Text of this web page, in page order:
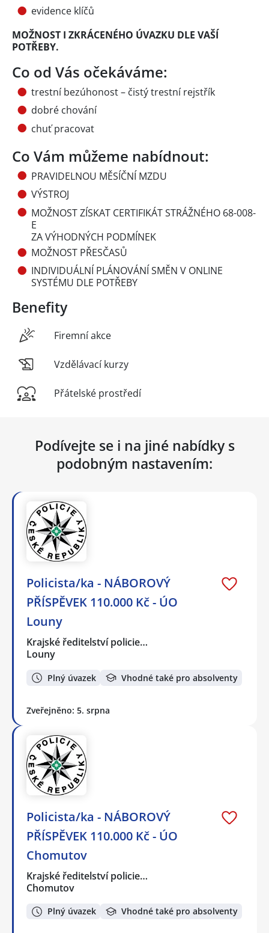
evidence klíčů
MOŽNOST I ZKRÁCENÉHO ÚVAZKU DLE VAŠÍ
POTŘEBY.
Co od Vás očekáváme:
trestní bezúhonost – čistý trestní rejstřík
dobré chování
chuť pracovat
Co Vám můžeme nabídnout:
PRAVIDELNOU MĚSÍČNÍ MZDU
VÝSTROJ
MOŽNOST ZÍSKAT CERTIFIKÁT STRÁŽNÉHO 68-008-
E
ZA VÝHODNÝCH PODMÍNEK
MOŽNOST PŘESČASŮ
INDIVIDUÁLNÍ PLÁNOVÁNÍ SMĚN V ONLINE
SYSTÉMU DLE POTŘEBY
Benefity
Firemní akce
Vzdělávací kurzy
Přátelské prostředí
Podívejte se i na jiné nabídky s
podobným nastavením:
Policista/ka - NÁBOROVÝ
PŘÍSPĚVEK 110.000 Kč - ÚO
Louny
Krajské ředitelství policie…
Louny
Plný úvazek Vhodné také pro absolventy
Zveřejněno: 5. srpna
Policista/ka - NÁBOROVÝ
PŘÍSPĚVEK 110.000 Kč - ÚO
Chomutov
Krajské ředitelství policie…
Chomutov
Plný úvazek Vhodné také pro absolventy